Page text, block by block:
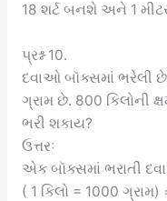
18 શર્ટ બનશે અને 1
પ્રશ્ન 10.
દવાઓ બૉક્સમાં ભરેલી
ગ્રામ છે. 800 કિલોની
ભરી શકાય?
ઉત્તરઃ
એક બૉક્સમાં ભરાતી
( 1 કિલો = 1000